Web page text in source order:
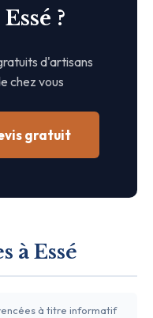
?
d'artisans
chez vous
gratuit
à Essé
à titre informatif